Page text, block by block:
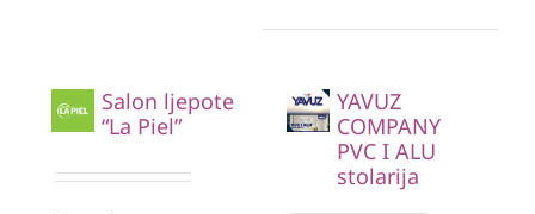
Salon ljepote
“La Piel”
YAVUZ
COMPANY
PVC I ALU
stolarija